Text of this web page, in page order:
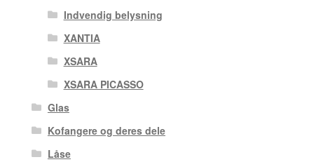
Indvendig belysning
XANTIA
XSARA
XSARA PICASSO
Glas
Kofangere og deres dele
Låse